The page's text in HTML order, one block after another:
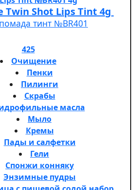
Twin Shot Lips Tint 4g
тинт №BR401
425
Очищение
Пенки
Пилинги
Скрабы
масла
Мыло
Кремы
Пады и салфетки
Гели
Спонжи конняку
Энзимные пудры